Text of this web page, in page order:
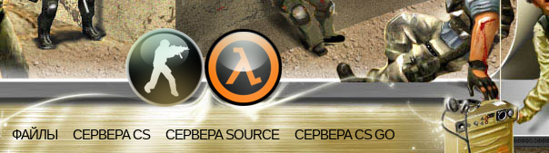
ФАЙЛЫ СЕРВЕРА CS СЕРВЕРА SOURCE СЕРВЕРА CS GO